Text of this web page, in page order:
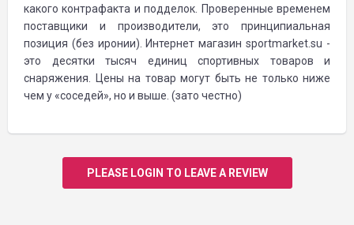
какого контрафакта и подделок. Проверенные временем
поставщики и производители, это принципиальная
позиция (без иронии). Интернет магазин sportmarket.su -
это десятки тысяч единиц спортивных товаров и
снаряжения. Цены на товар могут быть не только ниже
чем у «соседей», но и выше. (зато честно)
PLEASE LOGIN TO LEAVE A REVIEW